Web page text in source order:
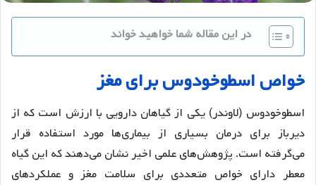
در این مقاله شما خواهید خواند
خواصاسطوخودوسبرایمغز
اسطوخودوس (لاوندر) یکی از گیاهان دارویی با ارزش است که از
دیرباز برای درمان بسیاری از بیماری‌ها مورد استفاده قرار
می‌گرفته است. پژوهش‌های علمی اخیر نشان می‌دهند که این گیاه
معطر دارای خواص متعددی برای سلامت مغز و عملکردهای